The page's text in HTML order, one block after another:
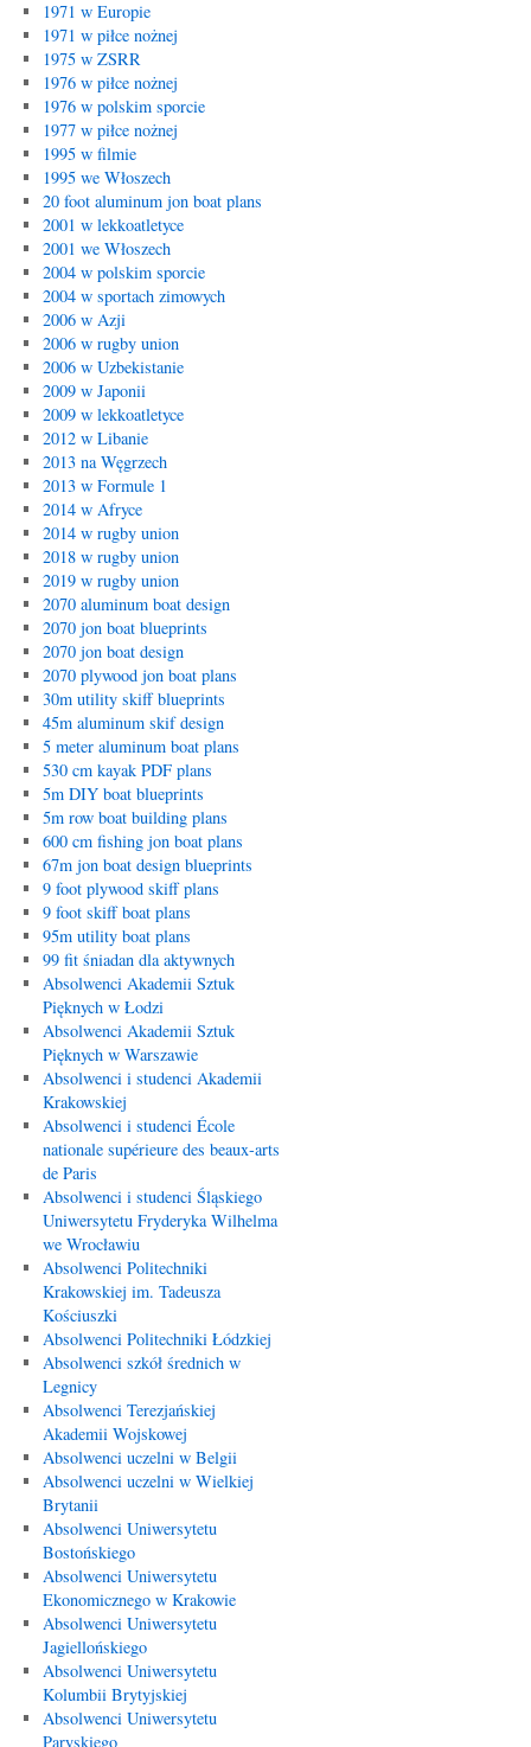
1971 w Europie
1971 w piłce nożnej
1975 w ZSRR
1976 w piłce nożnej
1976 w polskim sporcie
1977 w piłce nożnej
1995 w filmie
1995 we Włoszech
20 foot aluminum jon boat plans
2001 w lekkoatletyce
2001 we Włoszech
2004 w polskim sporcie
2004 w sportach zimowych
2006 w Azji
2006 w rugby union
2006 w Uzbekistanie
2009 w Japonii
2009 w lekkoatletyce
2012 w Libanie
2013 na Węgrzech
2013 w Formule 1
2014 w Afryce
2014 w rugby union
2018 w rugby union
2019 w rugby union
2070 aluminum boat design
2070 jon boat blueprints
2070 jon boat design
2070 plywood jon boat plans
30m utility skiff blueprints
45m aluminum skif design
5 meter aluminum boat plans
530 cm kayak PDF plans
5m DIY boat blueprints
5m row boat building plans
600 cm fishing jon boat plans
67m jon boat design blueprints
9 foot plywood skiff plans
9 foot skiff boat plans
95m utility boat plans
99 fit śniadan dla aktywnych
Absolwenci Akademii Sztuk
Pięknych w Łodzi
Absolwenci Akademii Sztuk
Pięknych w Warszawie
Absolwenci i studenci Akademii
Krakowskiej
Absolwenci i studenci École
nationale supérieure des beaux-arts
de Paris
Absolwenci i studenci Śląskiego
Uniwersytetu Fryderyka Wilhelma
we Wrocławiu
Absolwenci Politechniki
Krakowskiej im. Tadeusza
Kościuszki
Absolwenci Politechniki Łódzkiej
Absolwenci szkół średnich w
Legnicy
Absolwenci Terezjańskiej
Akademii Wojskowej
Absolwenci uczelni w Belgii
Absolwenci uczelni w Wielkiej
Brytanii
Absolwenci Uniwersytetu
Bostońskiego
Absolwenci Uniwersytetu
Ekonomicznego w Krakowie
Absolwenci Uniwersytetu
Jagiellońskiego
Absolwenci Uniwersytetu
Kolumbii Brytyjskiej
Absolwenci Uniwersytetu
Paryskiego